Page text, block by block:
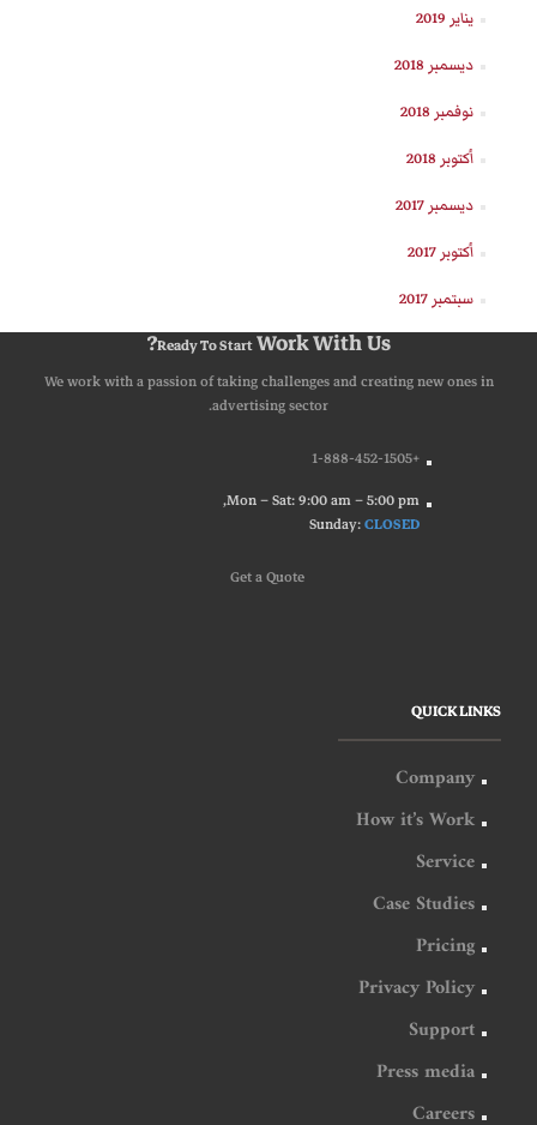
يناير 2019
ديسمبر 2018
نوفمبر 2018
أكتوبر 2018
ديسمبر 2017
أكتوبر 2017
سبتمبر 2017
Ready To StartWork With Us?
We work with a passion of taking challenges and creating new ones in
advertising sector.
+1-888-452-1505
Mon – Sat: 9:00 am – 5:00 pm,
Sunday:CLOSED
GetaQuote
QUICK LINKS
Company
How it’s Work
Service
Case Studies
Pricing
Privacy Policy
Support
Press media
Careers